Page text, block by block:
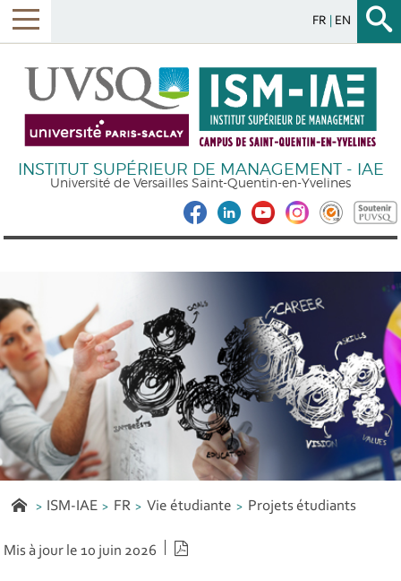
FR EN
INSTITUT SUPÉRIEUR DE MANAGEMENT - IAE
Université de Versailles Saint-Quentin-en-Yvelines
ISM-IAE FR Vie étudiante Projets étudiants
Mis à jour le 10 juin 2026